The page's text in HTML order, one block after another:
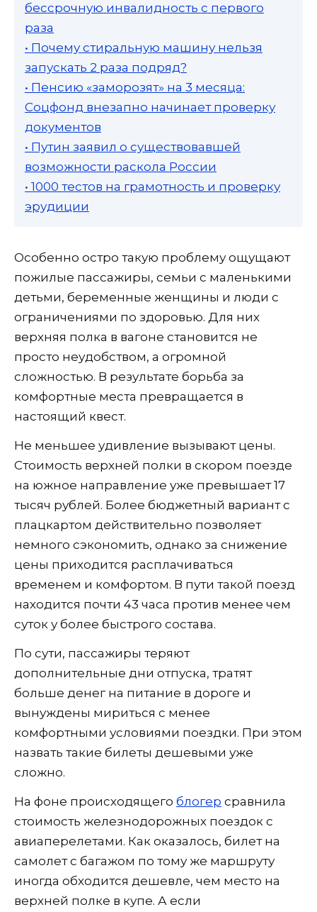
бессрочную инвалидность с первого
раза
• Почему стиральную машину нельзя
запускать 2 раза подряд?
• Пенсию «заморозят» на 3 месяца:
Соцфонд внезапно начинает проверку
документов
• Путин заявил о существовавшей
возможности раскола России
• 1000 тестов на грамотность и проверку
эрудиции
Особенно остро такую проблему ощущают
пожилые пассажиры, семьи с маленькими
детьми, беременные женщины и люди с
ограничениями по здоровью. Для них
верхняя полка в вагоне становится не
просто неудобством, а огромной
сложностью. В результате борьба за
комфортные места превращается в
настоящий квест.
Не меньшее удивление вызывают цены.
Стоимость верхней полки в скором поезде
на южное направление уже превышает 17
тысяч рублей. Более бюджетный вариант с
плацкартом действительно позволяет
немного сэкономить, однако за снижение
цены приходится расплачиваться
временем и комфортом. В пути такой поезд
находится почти 43 часа против менее чем
суток у более быстрого состава.
По сути, пассажиры теряют
дополнительные дни отпуска, тратят
больше денег на питание в дороге и
вынуждены мириться с менее
комфортными условиями поездки. При этом
назвать такие билеты дешевыми уже
сложно.
На фоне происходящего блогер сравнила
стоимость железнодорожных поездок с
авиаперелетами. Как оказалось, билет на
самолет с багажом по тому же маршруту
иногда обходится дешевле, чем место на
верхней полке в купе. А если